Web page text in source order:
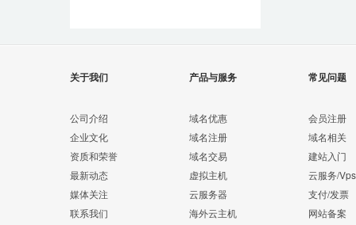
关于我们
公司介绍
企业文化
资质和荣誉
最新动态
媒体关注
联系我们
产品与服务
域名优惠
域名注册
域名交易
虚拟主机
云服务器
海外云主机
常见问题
会员注册
域名相关
建站入门
云服务/Vps
支付/发票
网站备案